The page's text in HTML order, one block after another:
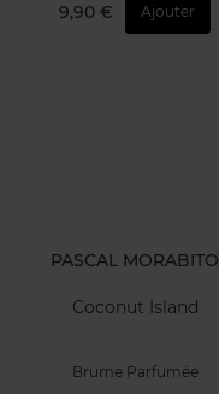
9,90 € Ajouter
PASCAL MORABITO
Coconut Island
Brume Parfumée